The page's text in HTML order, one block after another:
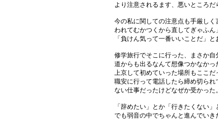
より注意されるます、悪いところだ
今の私に関しての注意点も手厳し
われてむかつくから直してぎゃふ
「負けん気って一番いいことだ」
修学旅行でそこに行った、まさか
道からも出るなんて想像つかなかっ
上京して初めていった場所もここだ
職安に行って電話したら締め切ら
ない仕事だったけどなぜか受かった
「辞めたい」とか「行きたくない
でも弱音の中でちゃんと進んでいき